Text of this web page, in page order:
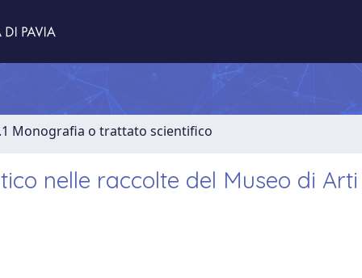
Monografia o trattato scientifico
nelle raccolte del Museo di